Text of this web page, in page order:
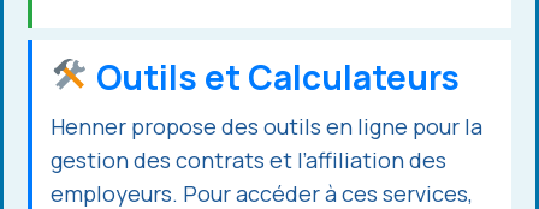
Outils et Calculateurs
Henner propose des outils en ligne pour la
gestion des contrats et l’affiliation des
employeurs. Pour accéder à ces services,